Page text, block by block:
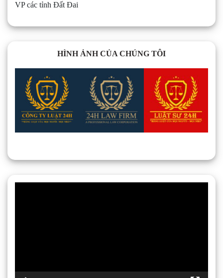
VP các tỉnh Đất Đai
HÌNH ẢNH CỦA CHÚNG TÔI